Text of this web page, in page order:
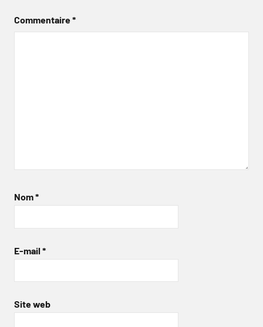
Commentaire*
Nom*
E-mail *
Site web